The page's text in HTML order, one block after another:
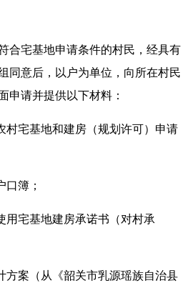
宅基地申请条件的村民，经具有
同意后，以户为单位，向所在村民
申请并提供以下材料：
宅基地和建房（规划许可）申请
簿；
宅基地建房承诺书（对村承
案（从《韶关市乳源瑶族自治县